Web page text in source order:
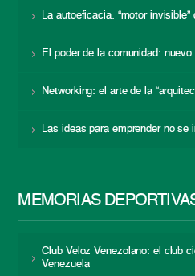
La autoeficacia: “motor invisible”
El poder de la comunidad:
Networking: el arte de la
Las ideas para emprender no se
MEMORIAS
Club Veloz Venezolano: el club
Venezuela